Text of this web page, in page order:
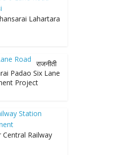
Lahartara
राजनीती
Padao Six Lane
Project
Central Railway